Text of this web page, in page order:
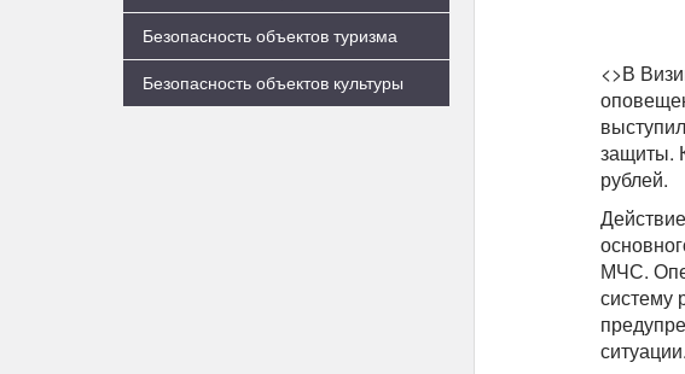
Безопасность объектов туризма
Безопасность объектов культуры
<>В
защиты.
рублей.
МЧС.
систему
ситуации.